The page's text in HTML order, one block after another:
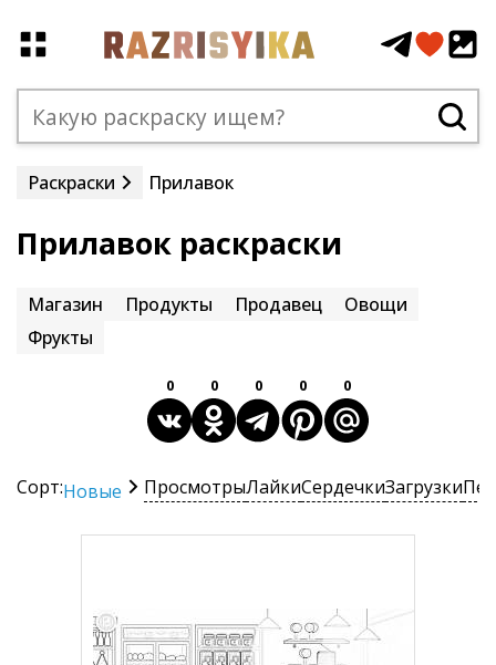
Раскраски Прилавок
Прилавок раскраски
Магазин Продукты Продавец
Овощи
Фрукты
0 0 0 0 0
Сорт:Новые ПросмотрыЛайкиСердечкиЗагрузки